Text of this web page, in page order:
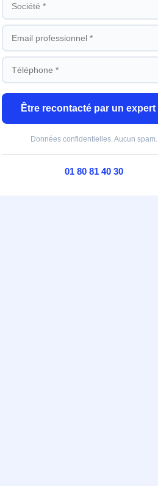
Être recontacté par un expert
Données confidentielles. Aucun spam.
01 80 81 40 30